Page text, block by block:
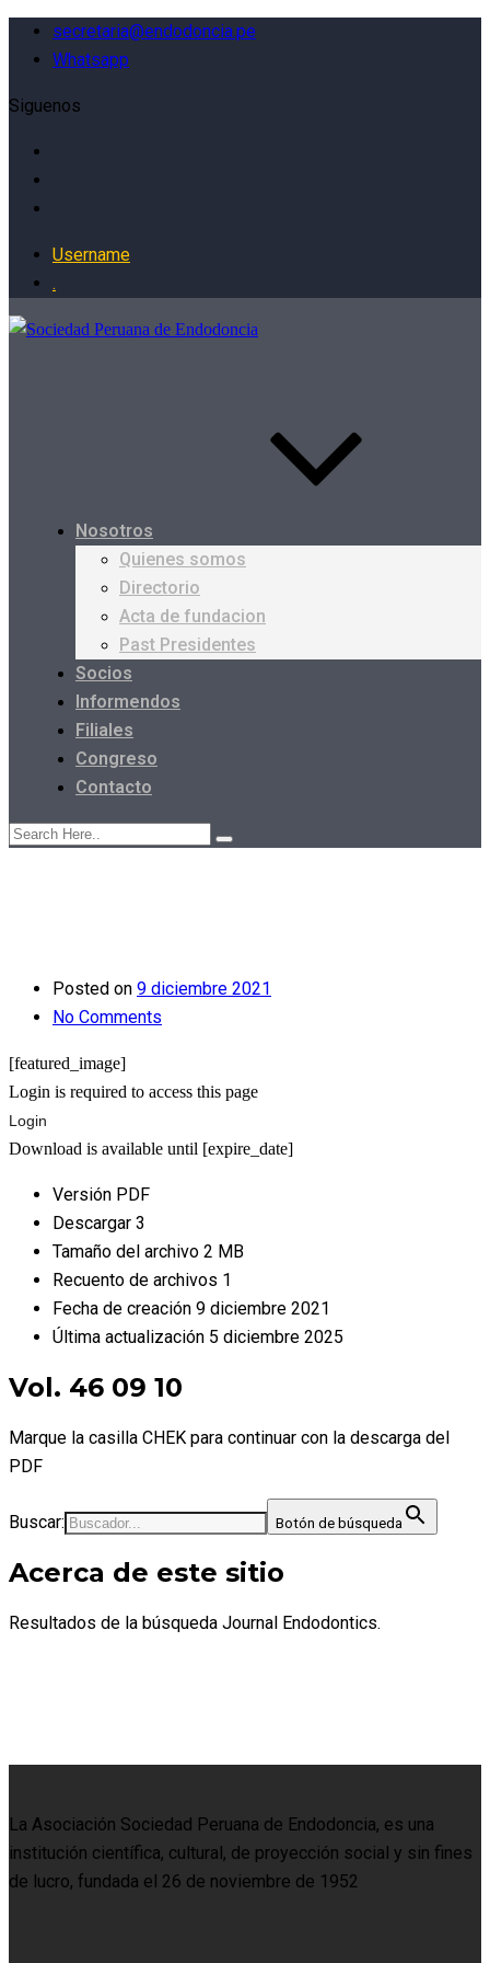
secretaria@endodoncia.pe
Whatsapp
Siguenos
Username
.
Nosotros
Quienes somos
Directorio
Acta de fundacion
Past Presidentes
Socios
Informendos
Filiales
Congreso
Contacto
Posted on 9 diciembre 2021
No Comments
[featured_image]
Login is required to access this page
Login
Download is available until [expire_date]
Versión PDF
Descargar 3
Tamaño del archivo 2 MB
Recuento de archivos 1
Fecha de creación 9 diciembre 2021
Última actualización 5 diciembre 2025
Vol. 46 09 10
Marque la casilla CHEK para continuar con la descarga del
PDF
Buscar: Botón de búsqueda
Acerca de este sitio
Resultados de la búsqueda Journal Endodontics.
La Asociación Sociedad Peruana de Endodoncia, es una
institución científica, cultural, de proyección social y sin fines
de lucro, fundada el 26 de noviembre de 1952